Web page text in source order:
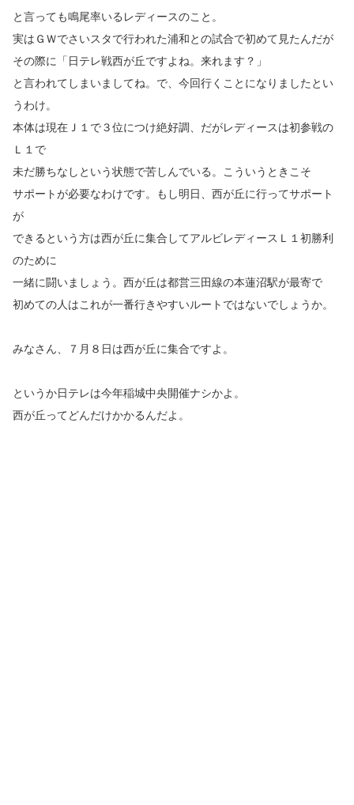
と言っても鳴尾率いるレディースのこと。
実はＧＷでさいスタで行われた浦和との試合で初めて見たんだが
その際に「日テレ戦西が丘ですよね。来れます？」
と言われてしまいましてね。で、今回行くことになりましたとい
うわけ。
本体は現在Ｊ１で３位につけ絶好調、だがレディースは初参戦の
Ｌ１で
未だ勝ちなしという状態で苦しんでいる。こういうときこそ
サポートが必要なわけです。もし明日、西が丘に行ってサポート
が
できるという方は西が丘に集合してアルビレディースＬ１初勝利
のために
一緒に闘いましょう。西が丘は都営三田線の本蓮沼駅が最寄で
初めての人はこれが一番行きやすいルートではないでしょうか。
みなさん、７月８日は西が丘に集合ですよ。
というか日テレは今年稲城中央開催ナシかよ。
西が丘ってどんだけかかるんだよ。